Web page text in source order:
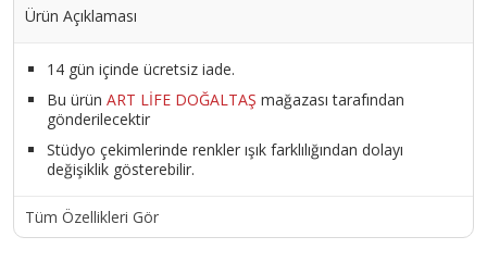
Ürün Açıklaması
14 gün içinde ücretsiz iade.
Bu ürün ART LİFE DOĞALTAŞ mağazası tarafından
gönderilecektir
Stüdyo çekimlerinde renkler ışık farklılığından dolayı
değişiklik gösterebilir.
Tüm Özellikleri Gör